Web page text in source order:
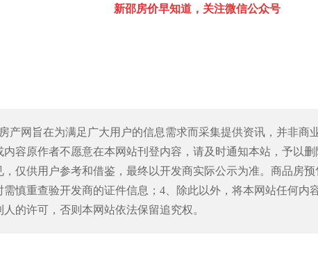
新邵房价早知道，关注微信公众号
产网旨在为满足广大用户的信息需求而采集提供资讯，并非商
容原作者不愿意在本网站刊登内容，请及时通知本站，予以
，仅供用户参考和借鉴，最终以开发商实际公示为准。商品房
慎重查验开发商的证件信息；4、除此以外，将本网站任何内
的许可，否则本网站依法保留追究权。